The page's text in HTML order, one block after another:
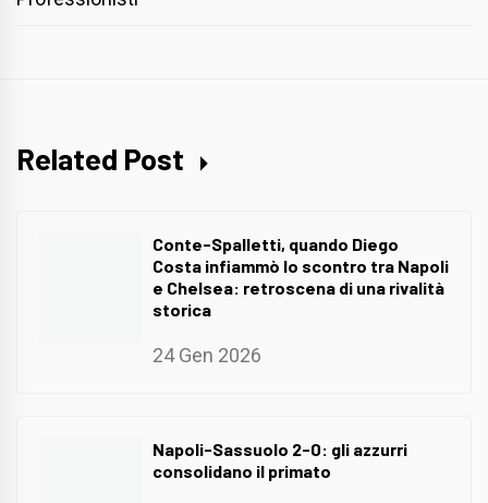
Related Post
Conte-Spalletti, quando Diego
Costa infiammò lo scontro tra Napoli
e Chelsea: retroscena di una rivalità
storica
24 Gen 2026
Napoli-Sassuolo 2-0: gli azzurri
consolidano il primato